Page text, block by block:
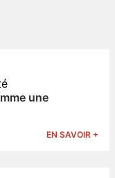
une
EN SAVOIR +